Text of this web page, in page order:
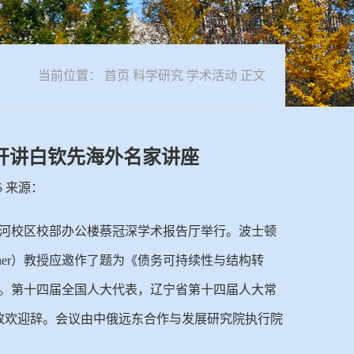
当前位置： 首页 科学研究 学术活动 正文
讲白钦先海外名家讲座
源：
校区校部办公楼蔡冠深学术报告厅举行。波士顿
）教授应邀作了题为《债务可持续性与结构转
。第十四届全国人大代表，辽宁省第十四届人大常
迎辞。会议由中俄远东合作与发展研究院执行院